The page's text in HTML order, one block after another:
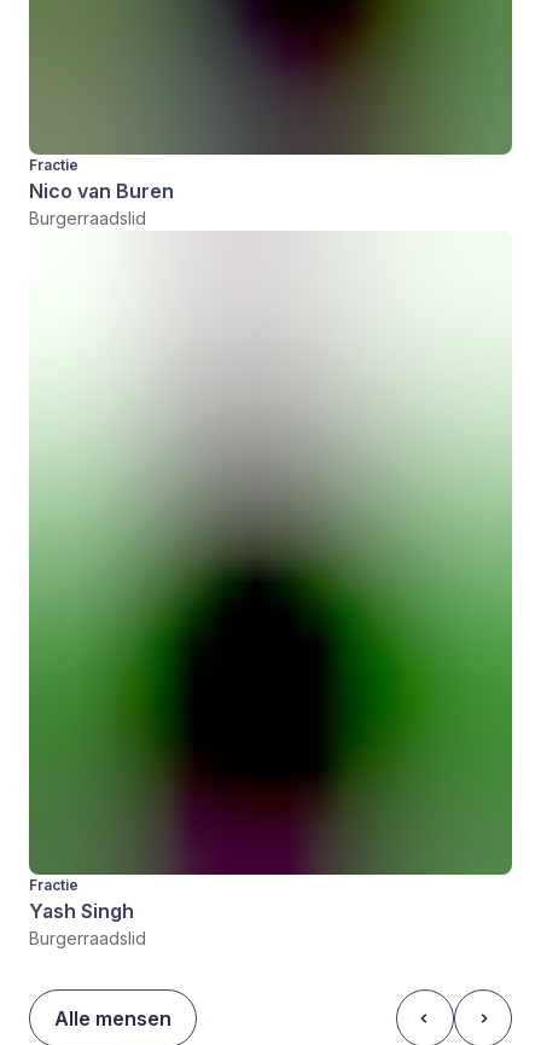
Fractie
Nico van Buren
Burgerraadslid
Fractie
Yash Singh
Burgerraadslid
Alle mensen